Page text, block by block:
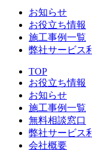
お知らせ
お役立ち情報
施工事例一覧
弊社サービス
TOP
お役立ち情報
お知らせ
施工事例一覧
無料相談窓口
弊社サービス
会社概要